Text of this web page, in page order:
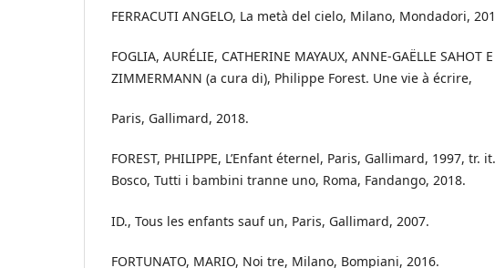
FERRACUTI ANGELO, La metà del cielo, Milano, Mondadori,
FOGLIA, AURÉLIE, CATHERINE MAYAUX, ANNE-GAËLLE SAHOT
ZIMMERMANN (a cura di), Philippe Forest. Une vie à écrire,
Paris, Gallimard, 2018.
FOREST, PHILIPPE, L’Enfant éternel, Paris, Gallimard, 1997, tr.
Bosco, Tutti i bambini tranne uno, Roma, Fandango, 2018.
ID., Tous les enfants sauf un, Paris, Gallimard, 2007.
FORTUNATO, MARIO, Noi tre, Milano, Bompiani, 2016.